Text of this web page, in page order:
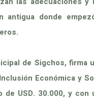
antigua donde
de Sigchos, firma
Económica y
de USD. 30.000, y con